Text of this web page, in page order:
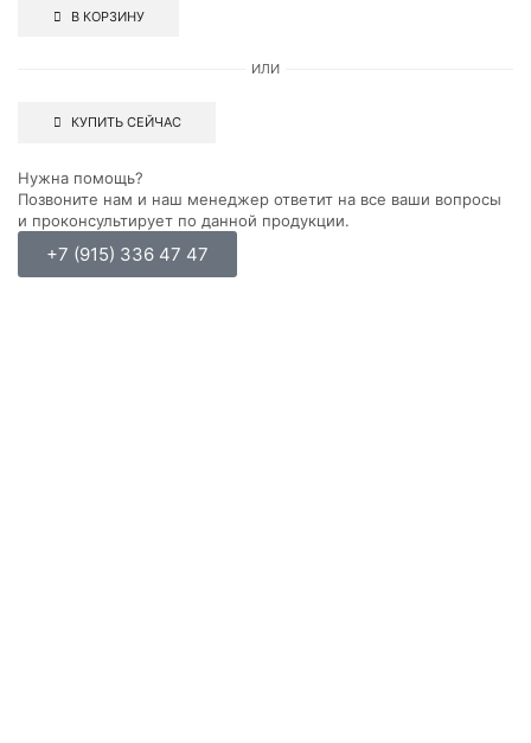
В КОРЗИНУ
ИЛИ
КУПИТЬ СЕЙЧАС
Нужна помощь?
Позвоните нам и наш менеджер ответит на все ваши вопросы
и проконсультирует по данной продукции.
+7 (915) 336 47 47